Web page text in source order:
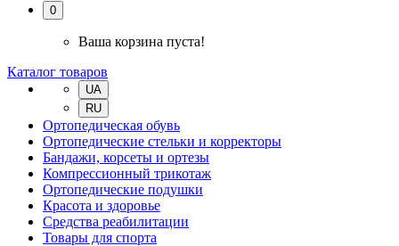
0
Ваша корзина пуста!
Каталог товаров
UA
RU
Ортопедическая обувь
Ортопедические стельки и корректоры
Бандажи, корсеты и ортезы
Компрессионный трикотаж
Ортопедические подушки
Красота и здоровье
Средства реабилитации
Товары для спорта